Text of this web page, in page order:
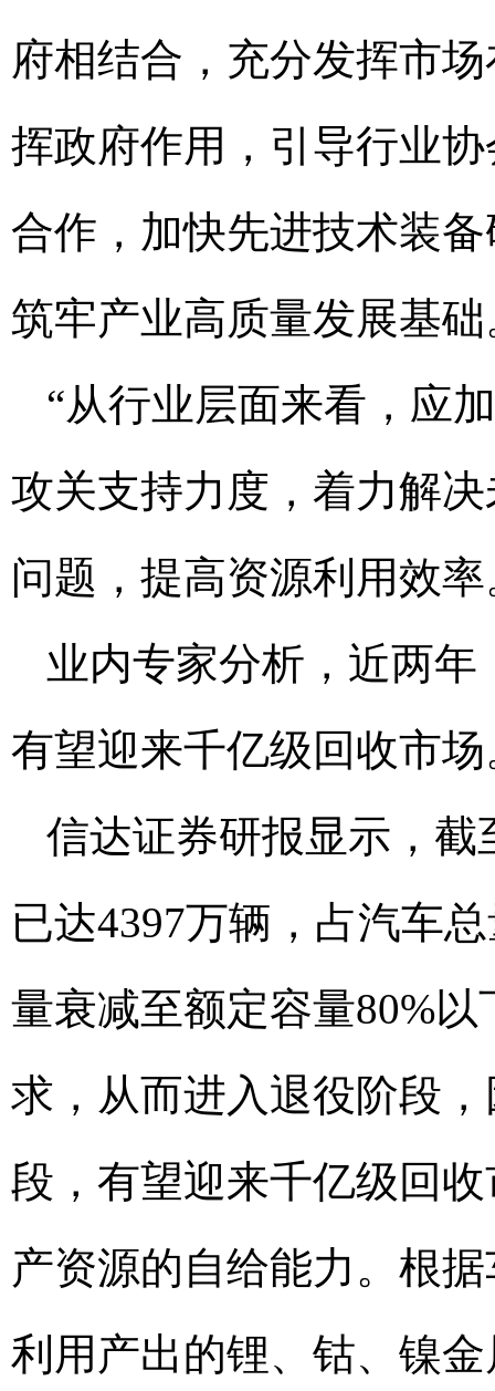
府相结合，充分发挥市
挥政府作用，引导行业
合作，加快先进技术装
筑牢产业高质量发展基础
“从行业层面来看，应
攻关支持力度，着力解
问题，提高资源利用效
业内专家分析，近两
有望迎来千亿级回收市场
信达证券研报显示，截
已达4397万辆，占汽车
量衰减至额定容量80%
求，从而进入退役阶段
段，有望迎来千亿级回
产资源的自给能力。根
利用产出的锂、钴、镍